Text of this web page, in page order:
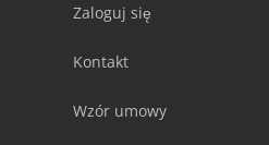
Zaloguj się
Kontakt
Wzór umowy